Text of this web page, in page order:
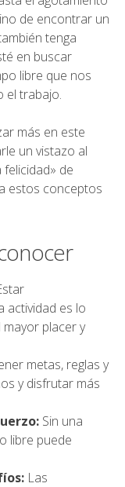
de encontrar un
tenga
en buscar
libre que nos
el trabajo.
más en este
un vistazo al
felicidad» de
estos conceptos
actividad es lo
placer y
metas, reglas y
y disfrutar más
Sin una
libre puede
Las